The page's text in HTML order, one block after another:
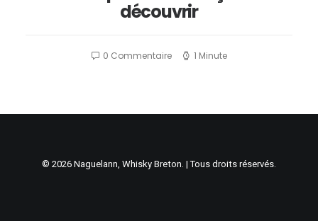
découvrir
0 Commentaire 1 Minute
© 2026 Naguelann, Whisky Breton. | Tous droits réservés.